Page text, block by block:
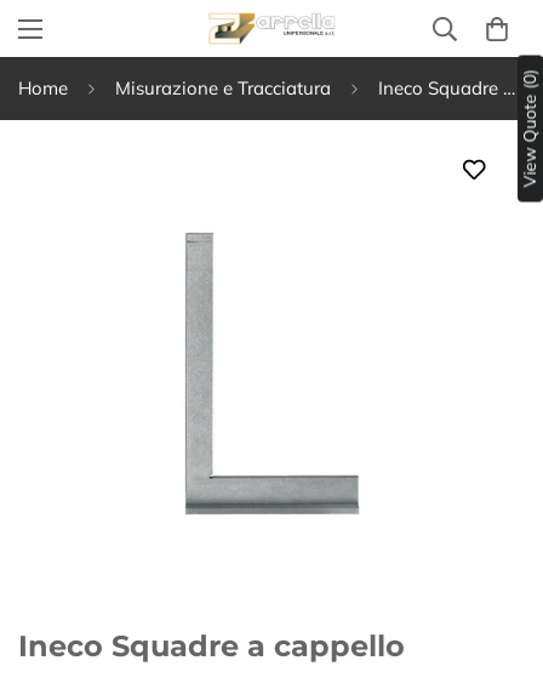
Home Misurazione e Tracciatura Ineco Squadre a cappello
Ineco Squadre a cappello
View Quote (0)